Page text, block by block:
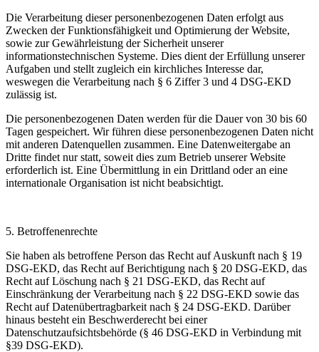
Die Verarbeitung dieser personenbezogenen Daten erfolgt aus
Zwecken der Funktionsfähigkeit und Optimierung der Website,
sowie zur Gewährleistung der Sicherheit unserer
informationstechnischen Systeme. Dies dient der Erfüllung unserer
Aufgaben und stellt zugleich ein kirchliches Interesse dar,
weswegen die Verarbeitung nach § 6 Ziffer 3 und 4 DSG-EKD
zulässig ist.
Die personenbezogenen Daten werden für die Dauer von 30 bis 60
Tagen gespeichert. Wir führen diese personenbezogenen Daten nicht
mit anderen Datenquellen zusammen. Eine Datenweitergabe an
Dritte findet nur statt, soweit dies zum Betrieb unserer Website
erforderlich ist. Eine Übermittlung in ein Drittland oder an eine
internationale Organisation ist nicht beabsichtigt.
5. Betroffenenrechte
Sie haben als betroffene Person das Recht auf Auskunft nach § 19
DSG-EKD, das Recht auf Berichtigung nach § 20 DSG-EKD, das
Recht auf Löschung nach § 21 DSG-EKD, das Recht auf
Einschränkung der Verarbeitung nach § 22 DSG-EKD sowie das
Recht auf Datenübertragbarkeit nach § 24 DSG-EKD. Darüber
hinaus besteht ein Beschwerderecht bei einer
Datenschutzaufsichtsbehörde (§ 46 DSG-EKD in Verbindung mit
§39 DSG-EKD).